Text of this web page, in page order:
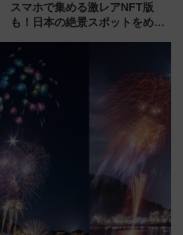
スマホで集める激レアNFT版
も！日本の絶景スポットをめぐ
ん)」企画がスタート